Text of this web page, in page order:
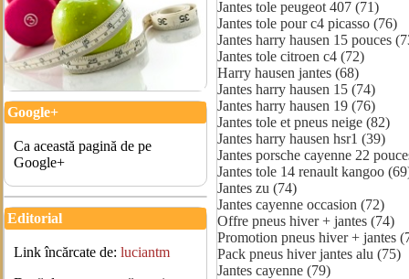
Google+
Ca această pagină de pe
Google+
Editorial
Link încărcate de: luciantm
Jantes tole peugeot 407 (71)
Jantes tole pour c4 picasso (76)
Jantes harry hausen 15 pouces
Jantes tole citroen c4 (72)
Harry hausen jantes (68)
Jantes harry hausen 15 (74)
Jantes harry hausen 19 (76)
Jantes tole et pneus neige (82)
Jantes harry hausen hsr1 (39)
Jantes porsche cayenne 22
Jantes tole 14 renault kangoo
Jantes zu (74)
Jantes cayenne occasion (72)
Offre pneus hiver + jantes (74)
Promotion pneus hiver + jantes
Pack pneus hiver jantes alu (75)
Jantes cayenne (79)